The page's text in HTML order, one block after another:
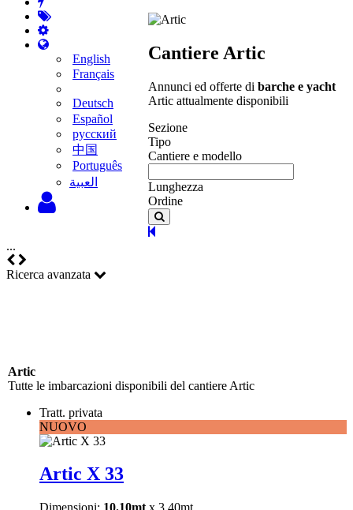
English
Français
Deutsch
Español
русский
中国
Português
‫العبية
Cantiere Artic
Annunci ed offerte di barche e yacht
Artic attualmente disponibili
Sezione
Tipo
Cantiere e modello
Lunghezza
Ordine
...
Ricerca avanzata
Artic
Tutte le imbarcazioni disponibili del cantiere Artic
Tratt. privata
NUOVO
Artic X 33